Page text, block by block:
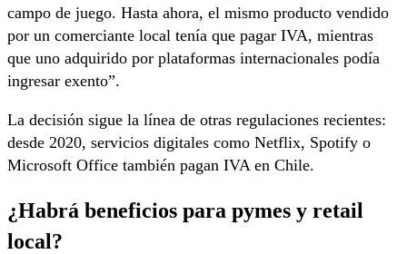
campo de juego. Hasta ahora, el mismo producto vendido
por un comerciante local tenía que pagar IVA, mientras
que uno adquirido por plataformas internacionales podía
ingresar exento”.
La decisión sigue la línea de otras regulaciones recientes:
desde 2020, servicios digitales como Netflix, Spotify o
Microsoft Office también pagan IVA en Chile.
¿Habrá beneficios para pymes y retail
local?